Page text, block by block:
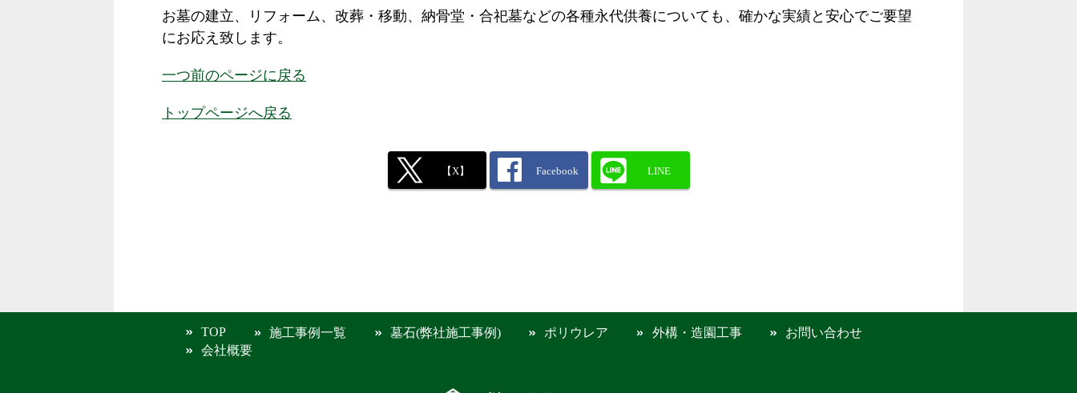
お墓の建立、リフォーム、改葬・移動、納骨堂・合祀墓などの各種永代供養についても、確かな実績と安心でご要望
にお応え致します。
一つ前のページに戻る
トップページへ戻る
【X】 Facebook LINE
TOP 施工事例一覧 墓石(弊社施工事例) ポリウレア 外構・造園工事
お問い合わせ
会社概要